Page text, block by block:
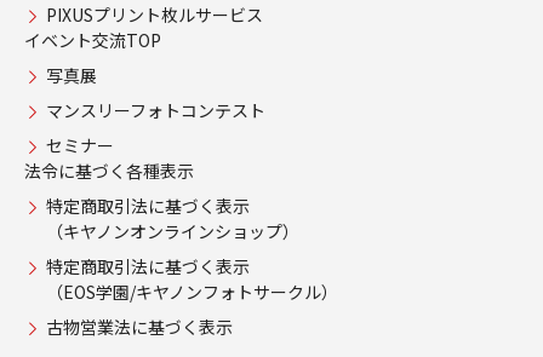
PIXUSプリント枚ルサービス
イベント交流TOP
写真展
マンスリーフォトコンテスト
セミナー
法令に基づく各種表示
特定商取引法に基づく表示
（キヤノンオンラインショップ）
特定商取引法に基づく表示
（EOS学園/キヤノンフォトサークル）
古物営業法に基づく表示